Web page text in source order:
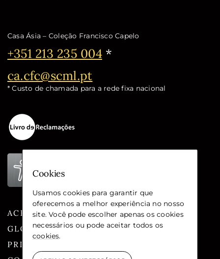
Casa Ásia – Coleção Francisco Capelo
Telefone:
+351 213 235 004*
Email:
ca.cfc@scml.pt
* Custo de chamada para a rede fixa nacional
ACESSIBILIDADE
GLOSSÁRIO
PRIVACIDADE
Cookies
Usamos cookies para garantir que
oferecemos a melhor experiência no nosso
site. Você pode escolher apenas os cookies
necessários ou pode aceitar todos os
cookies.